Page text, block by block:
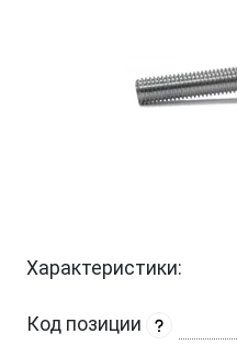
Характеристики:
Код позиции